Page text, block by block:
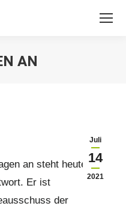
AN
Juli
14
2021
an steht heute
Er ist
der